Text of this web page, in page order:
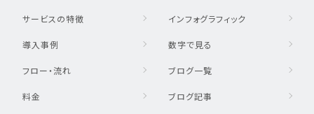
サービスの特徴
導入事例
フロー・流れ
料金
インフォグラフィック
数字で見る
ブログ一覧
ブログ記事